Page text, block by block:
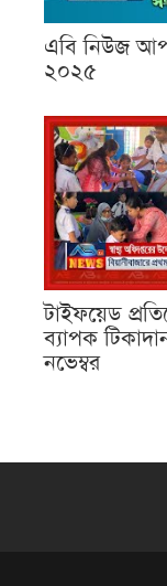
এবি নিউজ
২০২৫
টাইফয়েড
ব্যাপক
নভেম্বর